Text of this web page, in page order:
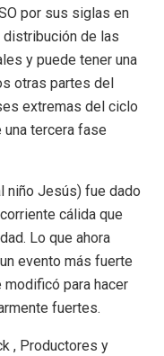
por sus siglas en
de las
y puede tener una
otras partes del
extremas del ciclo
tercera fase
niño Jesús) fue dado
cálida que
Lo que ahora
evento más fuerte
para hacer
fuertes.
, Productores y